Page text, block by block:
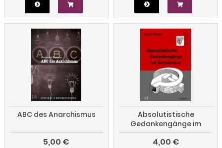
ABC des Anarchismus
5,00 €
Absolutistische
Gedankengänge im
Sozialismus
4,00 €